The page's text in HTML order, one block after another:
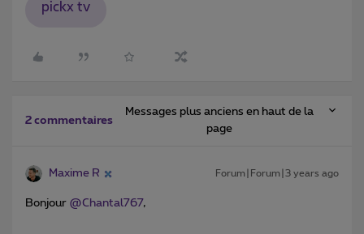
pickx tv
2 commentaires
Messages plus anciens en haut de la
page
Maxime R Forum|Forum|3 years ago
Bonjour @Chantal767,